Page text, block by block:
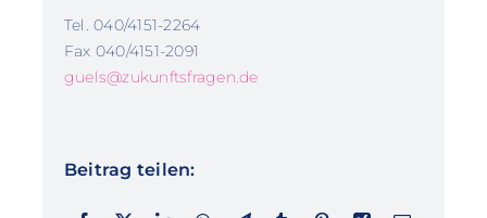
Tel. 040/4151-2264
Fax 040/4151-2091
guels@zukunftsfragen.de
Beitrag teilen: